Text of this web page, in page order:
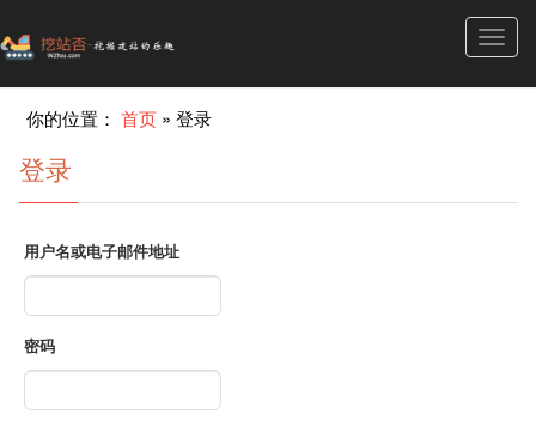
你的位置：首页 »登录
登录
用户名或电子邮件地址
密码